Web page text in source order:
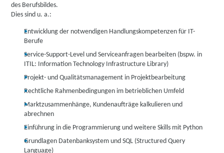
des Berufsbildes.
Dies sind u. a.:
Entwicklung der notwendigen Handlungskompetenzen für IT-
Berufe
Service-Support-Level und Serviceanfragen bearbeiten (bspw. in
ITIL: Information Technology Infrastructure Library)
Projekt- und Qualitätsmanagement in Projektbearbeitung
Rechtliche Rahmenbedingungen im betrieblichen Umfeld
Marktzusammenhänge, Kundenaufträge kalkulieren und
abrechnen
Einführung in die Programmierung und weitere Skills mit Python
Grundlagen Datenbanksystem und SQL (Structured Query
Language)